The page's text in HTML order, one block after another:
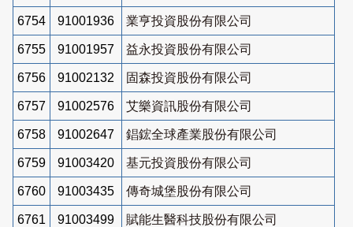
6754 91001936 業亨投資股份有限公司
6755 91001957 益永投資股份有限公司
6756 91002132 固森投資股份有限公司
6757 91002576 艾樂資訊股份有限公司
6758 91002647 錩鋐全球產業股份有限公司
6759 91003420 基元投資股份有限公司
6760 91003435 傳奇城堡股份有限公司
6761 91003499 賦能生醫科技股份有限公司